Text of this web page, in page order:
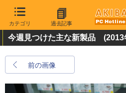
カテゴリ 過去記事
今週見つけた主な新製品 (2013
前の画像